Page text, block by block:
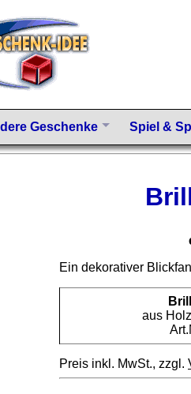
Geschenke Spiel &
Ein dekorativer
aus
Preis inkl. MwSt., zzgl.